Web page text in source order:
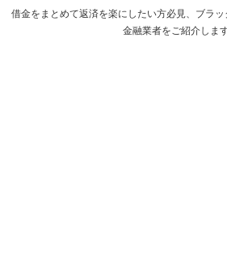
借金をまとめて返済を楽にしたい方必見、ブラ
金融業者をご紹介します